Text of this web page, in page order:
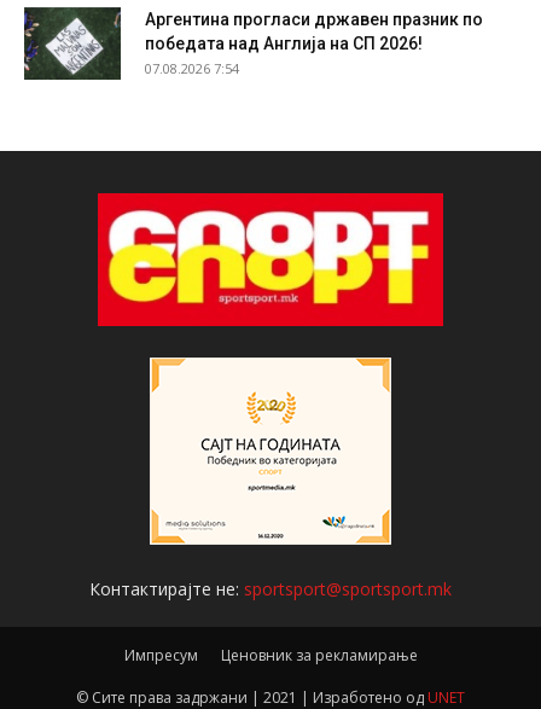
Аргентина прогласи државен празник по
победата над Англија на СП 2026!
07.08.2026 7:54
Контактирајте не: sportsport@sportsport.mk
Импресум Ценовник за рекламирање
© Сите права задржани | 2021 | Изработено од UNET